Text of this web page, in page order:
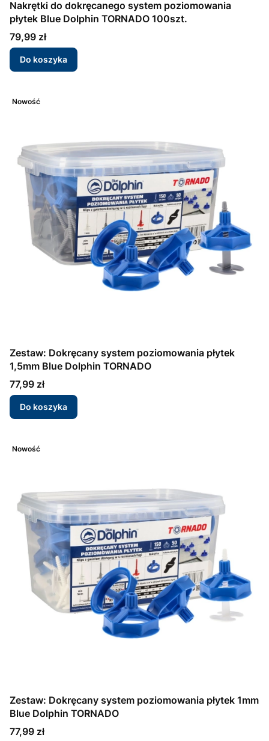
Nakrętki do dokręcanego system poziomowania
płytek Blue Dolphin TORNADO 100szt.
Cena
79,99 zł
Do koszyka
Nowość
Zestaw: Dokręcany system poziomowania płytek
1,5mm Blue Dolphin TORNADO
Cena
77,99 zł
Do koszyka
Nowość
Zestaw: Dokręcany system poziomowania płytek 1mm
Blue Dolphin TORNADO
Cena
77,99 zł